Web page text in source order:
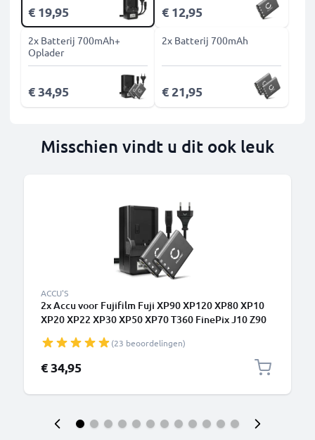
€ 19,95 € 12,95
2x Batterij 700mAh+
Oplader
€ 34,95
2x Batterij 700mAh
€ 21,95
Misschien vindt u dit ook leuk
ACCU'S
2x Accu voor Fujifilm Fuji XP90 XP120 XP80 XP10
XP20 XP22 XP30 XP50 XP70 T360 FinePix J10 Z90
Vervangende batterij fototoeste, oplader,
oplaadkabel
(23 beoordelingen)
€ 34,95